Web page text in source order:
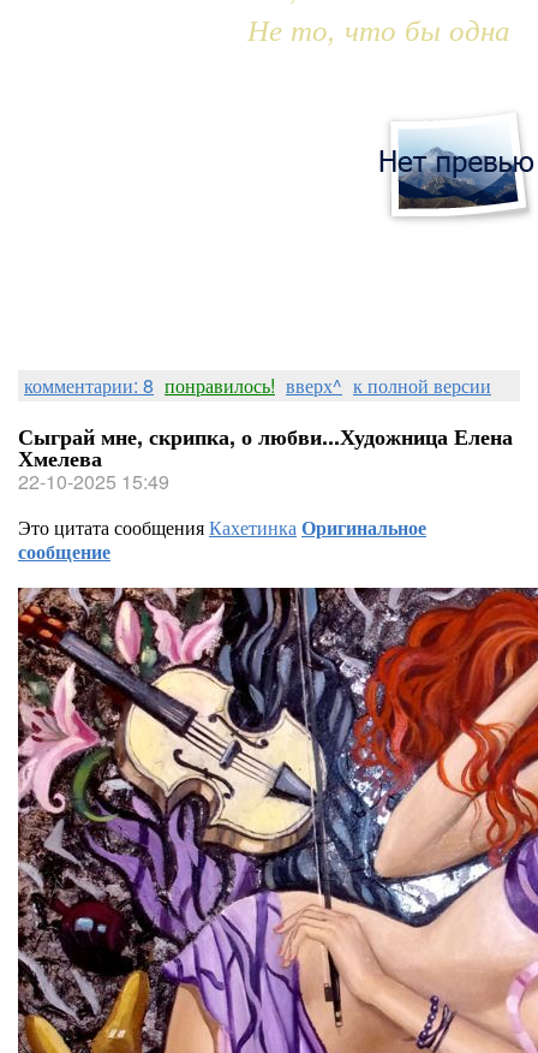
Не то, что бы одна
комментарии: 8 понравилось! вверх^ к полной версии
Сыграй мне, скрипка, о любви...Художница Елена
Хмелева
22-10-2025 15:49
Это цитата сообщенияКахетинкаОригинальное
сообщение